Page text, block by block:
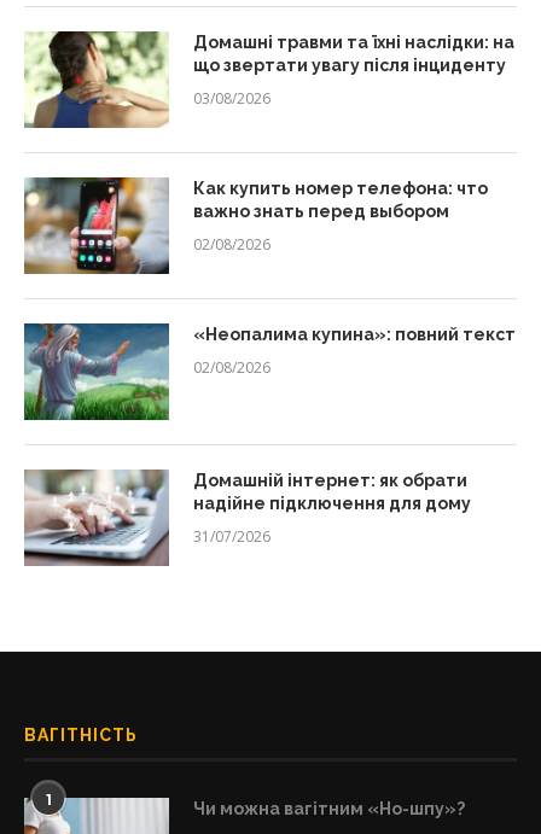
Домашні травми та їхні наслідки: на
що звертати увагу після інциденту
03/08/2026
Как купить номер телефона: что
важно знать перед выбором
02/08/2026
«Неопалима купина»: повний текст
02/08/2026
Домашній інтернет: як обрати
надійне підключення для дому
31/07/2026
ВАГІТНІСТЬ
1 Чи можна вагітним «Но-шпу»?